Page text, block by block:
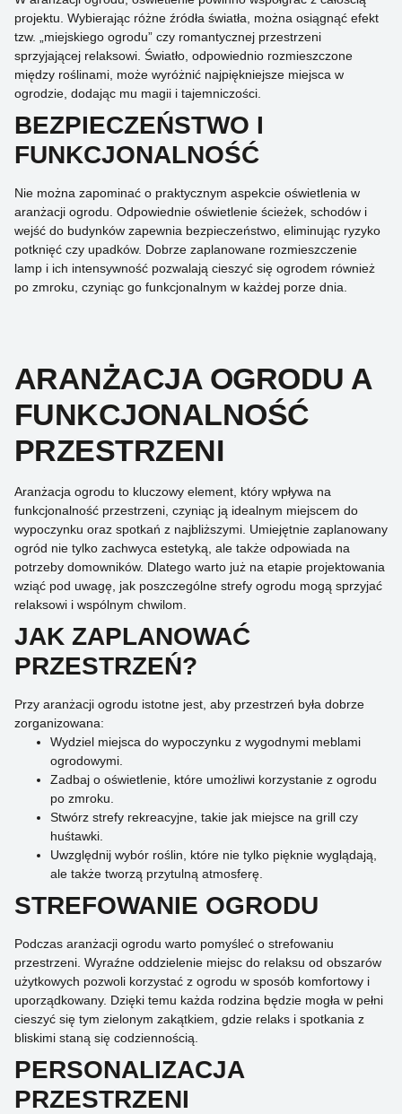
projektu. Wybierając różne źródła światła, można osiągnąć efekt
tzw. „miejskiego ogrodu” czy romantycznej przestrzeni
sprzyjającej relaksowi. Światło, odpowiednio rozmieszczone
między roślinami, może wyróżnić najpiękniejsze miejsca w
ogrodzie, dodając mu magii i tajemniczości.
BEZPIECZEŃSTWO I
FUNKCJONALNOŚĆ
Nie można zapominać o praktycznym aspekcie oświetlenia w
aranżacji ogrodu. Odpowiednie oświetlenie ścieżek, schodów i
wejść do budynków zapewnia bezpieczeństwo, eliminując ryzyko
potknięć czy upadków. Dobrze zaplanowane rozmieszczenie
lamp i ich intensywność pozwalają cieszyć się ogrodem również
po zmroku, czyniąc go funkcjonalnym w każdej porze dnia.
ARANŻACJA OGRODU A
FUNKCJONALNOŚĆ
PRZESTRZENI
Aranżacja ogrodu to kluczowy element, który wpływa na
funkcjonalność przestrzeni, czyniąc ją idealnym miejscem do
wypoczynku oraz spotkań z najbliższymi. Umiejętnie zaplanowany
ogród nie tylko zachwyca estetyką, ale także odpowiada na
potrzeby domowników. Dlatego warto już na etapie projektowania
wziąć pod uwagę, jak poszczególne strefy ogrodu mogą sprzyjać
relaksowi i wspólnym chwilom.
JAK ZAPLANOWAĆ
PRZESTRZEŃ?
Przy aranżacji ogrodu istotne jest, aby przestrzeń była dobrze
zorganizowana:
Wydziel miejsca do wypoczynku z wygodnymi meblami
ogrodowymi.
Zadbaj o oświetlenie, które umożliwi korzystanie z ogrodu
po zmroku.
Stwórz strefy rekreacyjne, takie jak miejsce na grill czy
huśtawki.
Uwzględnij wybór roślin, które nie tylko pięknie wyglądają,
ale także tworzą przytulną atmosferę.
STREFOWANIE OGRODU
Podczas aranżacji ogrodu warto pomyśleć o strefowaniu
przestrzeni. Wyraźne oddzielenie miejsc do relaksu od obszarów
użytkowych pozwoli korzystać z ogrodu w sposób komfortowy i
uporządkowany. Dzięki temu każda rodzina będzie mogła w pełni
cieszyć się tym zielonym zakątkiem, gdzie relaks i spotkania z
bliskimi staną się codziennością.
PERSONALIZACJA
PRZESTRZENI